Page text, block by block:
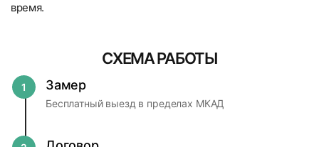
время.
Память приемника до 2 000 номеров
Класс защиты IP IP54
Диапазон рабочих температур, °С -40,,,+55
юридическими лицами. Каждый клиент может выбрать
оптимальный вариант.
выполняются при условии предоплаты от 50 до 70
рольставни и ворота сроком до 5 лет для физических лиц
и 1 год для юридических лиц. Выполняется заключение
договоров на расширенную гарантию.
Исключение по сроку гарантии распространяется не
несколько видов товаров: антимоскитные сетки,
откатные и распашные, на фотопечать и покраску. На
Когда вернут деньги?
СМОТРЕТЬ ВСЕ ОТЗЫВЫ →
Михаил Алексеевич П.
СХЕМА РАБОТЫ
1 Замер
Бесплатный выезд в пределах МКАД